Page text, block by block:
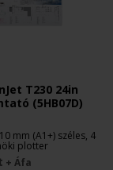
T230 24in
(5HB07D)
plotter
+ Áfa